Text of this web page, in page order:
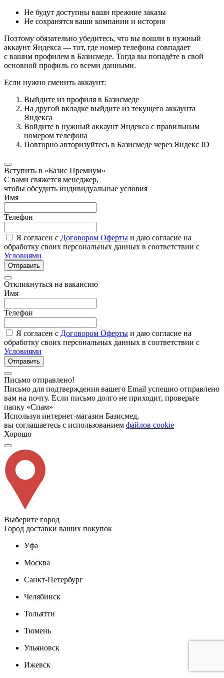
Не будут доступны ваши прежние заказы
Не сохранятся ваши компании и история
Поэтому обязательно убедитесь, что вы вошли в нужный
аккаунт Яндекса — тот, где номер телефона совпадает
с вашим профилем в Базисмеде. Тогда вы попадёте в свой
основной профиль со всеми данными.
Если нужно сменить аккаунт:
Выйдите из профиля в Базисмеде
На другой вкладке выйдите из текущего аккаунта
Яндекса
Войдите в нужный аккаунт Яндекса с правильным
номером телефона
Повторно авторизуйтесь в Базисмеде через Яндекс ID
Вступить в «Базис Премиум»
С вами свяжется менеджер,
чтобы обсудить индивидуальные условия
Имя
Телефон
Я согласен с Договором Оферты и даю согласие на
обработку своих персональных данных в соответствии с
Условиями
Отправить
Откликнуться на вакансию
Имя
Телефон
Я согласен с Договором Оферты и даю согласие на
обработку своих персональных данных в соответствии с
Условиями
Отправить
Письмо отправлено!
Письмо для подтверждения вашего Email успешно отправлено
вам на почту. Если письмо долго не приходит, проверьте
папку «Спам»
Используя интернет-магазин Базисмед,
вы соглашаетесь с использованием файлов cookie
Хорошо
Выберите город
Город доставки ваших покупок
Уфа
Москва
Санкт-Петербург
Челябинск
Тольятти
Тюмень
Ульяновск
Ижевск